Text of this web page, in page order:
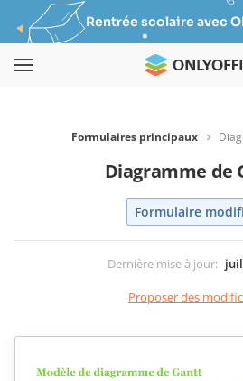
Rentrée scolaire avec
Formulaires principaux
Diagramme de
Formulaire
Dernière mise à jour:
Proposer des